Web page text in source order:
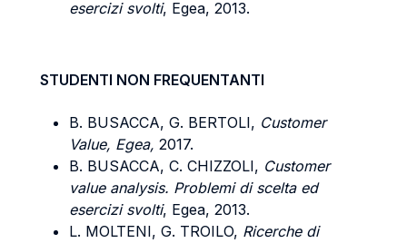
esercizi svolti, Egea, 2013.
STUDENTI NON FREQUENTANTI
B. BUSACCA, G. BERTOLI, Customer
Value, Egea, 2017.
B. BUSACCA, C. CHIZZOLI, Customer
value analysis. Problemi di scelta ed
esercizi svolti, Egea, 2013.
L. MOLTENI, G. TROILO, Ricerche di